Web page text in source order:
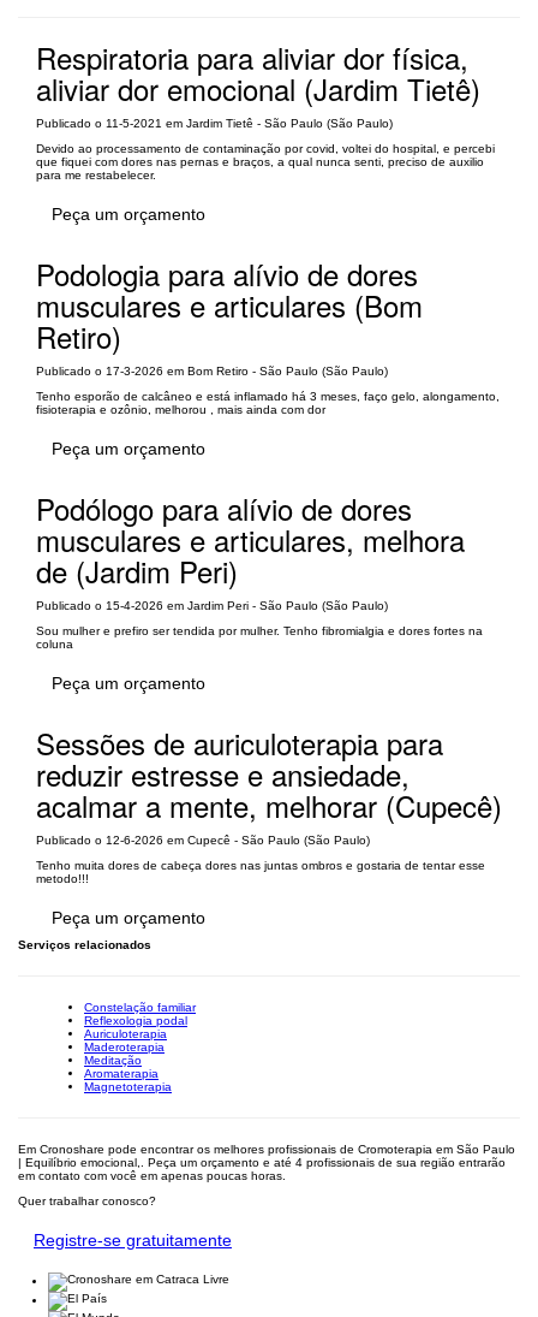
Respiratoria para aliviar dor física,
aliviar dor emocional (Jardim Tietê)
Publicado o 11-5-2021 em Jardim Tietê - São Paulo (São Paulo)
Devido ao processamento de contaminação por covid, voltei do hospital, e percebi
que fiquei com dores nas pernas e braços, a qual nunca senti, preciso de auxilio
para me restabelecer.
Peça um orçamento
Podologia para alívio de dores
musculares e articulares (Bom
Retiro)
Publicado o 17-3-2026 em Bom Retiro - São Paulo (São Paulo)
Tenho esporão de calcâneo e está inflamado há 3 meses, faço gelo, alongamento,
fisioterapia e ozônio, melhorou , mais ainda com dor
Peça um orçamento
Podólogo para alívio de dores
musculares e articulares, melhora
de (Jardim Peri)
Publicado o 15-4-2026 em Jardim Peri - São Paulo (São Paulo)
Sou mulher e prefiro ser tendida por mulher. Tenho fibromialgia e dores fortes na
coluna
Peça um orçamento
Sessões de auriculoterapia para
reduzir estresse e ansiedade,
acalmar a mente, melhorar (Cupecê)
Publicado o 12-6-2026 em Cupecê - São Paulo (São Paulo)
Tenho muita dores de cabeça dores nas juntas ombros e gostaria de tentar esse
metodo!!!
Peça um orçamento
Serviços relacionados
Constelação familiar
Reflexologia podal
Auriculoterapia
Maderoterapia
Meditação
Aromaterapia
Magnetoterapia
Em Cronoshare pode encontrar os melhores profissionais de Cromoterapia em São Paulo
| Equilíbrio emocional,. Peça um orçamento e até 4 profissionais de sua região entrarão
em contato com você em apenas poucas horas.
Quer trabalhar conosco?
Registre-se gratuitamente